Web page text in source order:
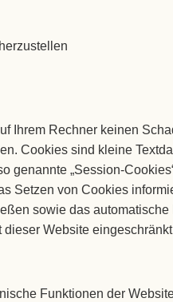
Ihrem Rechner keinen
Cookies sind kleine
„Session-
Setzen von Cookies
sowie das
Website
Funktionen der